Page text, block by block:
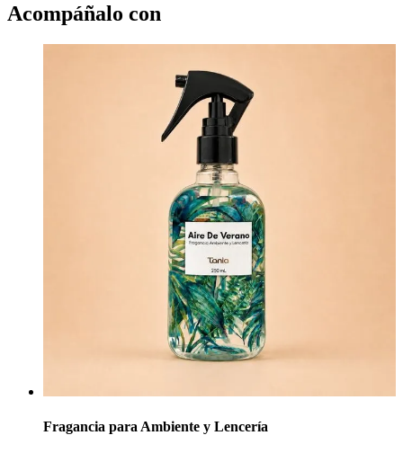
Acompáñalo con
Fragancia para Ambiente y Lencería